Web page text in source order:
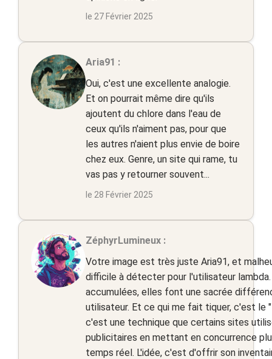
le 27 Février 2025
Aria91 :
Oui, c'est une excellente analogie.
Et on pourrait même dire qu'ils
ajoutent du chlore dans l'eau de
ceux qu'ils n'aiment pas, pour que
les autres n'aient plus envie de boire
chez eux. Genre, un site qui rame, tu
vas pas y retourner souvent...
le 28 Février 2025
ZéphyrLumineux :
Votre image est très juste Aria91, et
difficile à détecter pour l'utilisateur
accumulées, elles font une sacrée
utilisateur. Et ce qui me fait tiquer, c'est le
c'est une technique que certains sites
publicitaires en mettant en concurrence
temps réel. L'idée, c'est d'offrir son